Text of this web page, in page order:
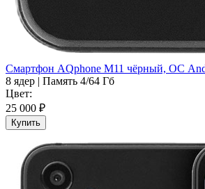
Смартфон AQphone M11 чёрный, ОС
8 ядер | Память 4/64 Гб
Цвет:
25 000 ₽
Купить